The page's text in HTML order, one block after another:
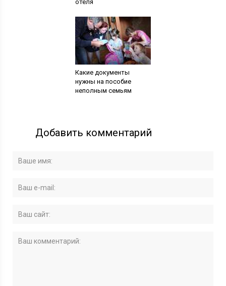
отеля
Какие документы
нужны на пособие
неполным семьям
Добавить комментарий